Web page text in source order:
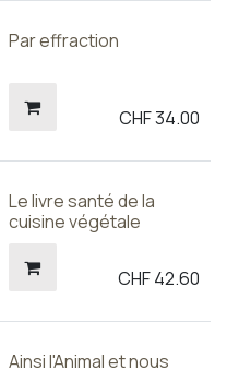
Par effraction
CHF34.00
Le livre santé de la
cuisine végétale
CHF42.60
Ainsi l'Animal et nous